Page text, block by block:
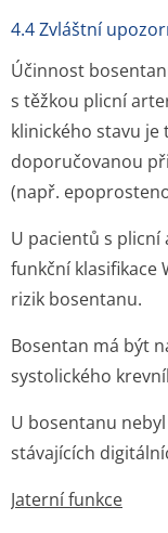
4.4 Zvláštní
Účinnost
s těžkou plicní
klinického stavu
doporučovanou
(např.
U pacientů s
funkční klasifikace
rizik bosentanu.
Bosentan má být
systolického
U bosentanu
stávajících
Jaterní funkce